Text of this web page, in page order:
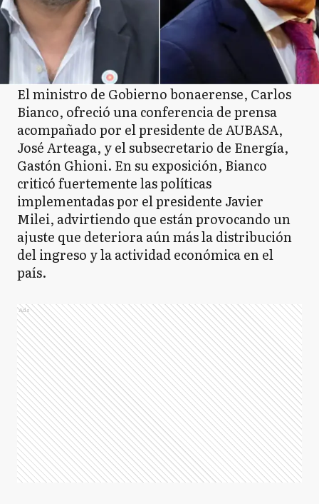
El ministro de Gobierno bonaerense, Carlos
Bianco, ofreció una conferencia de prensa
acompañado por el presidente de AUBASA,
José Arteaga, y el subsecretario de Energía,
Gastón Ghioni. En su exposición, Bianco
criticó fuertemente las políticas
implementadas por el presidente Javier
Milei, advirtiendo que están provocando un
ajuste que deteriora aún más la distribución
del ingreso y la actividad económica en el
país.
Ads